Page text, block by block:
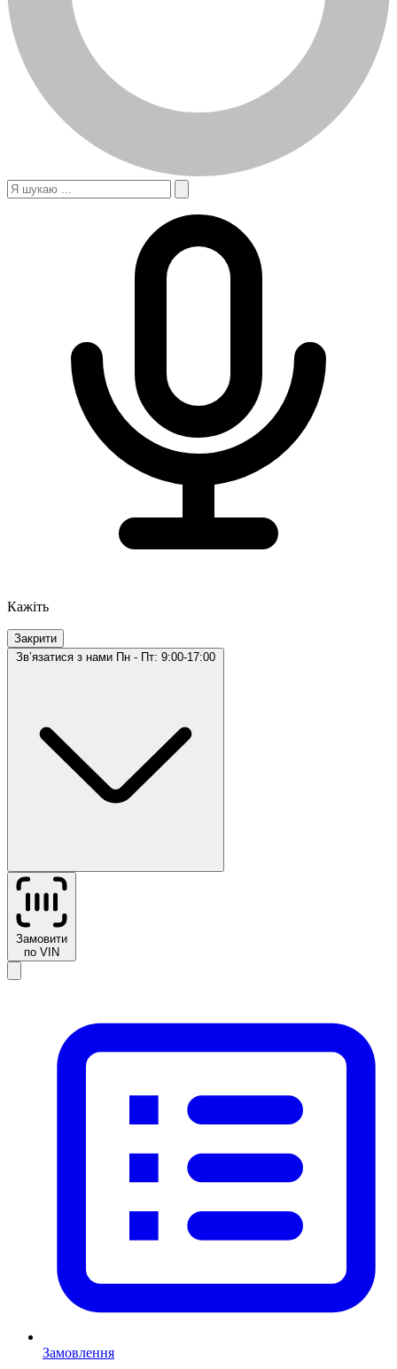
Кажіть
Закрити
Звʼязатися з нами Пн - Пт: 9:00-17:00
Замовити
по VIN
Замовлення